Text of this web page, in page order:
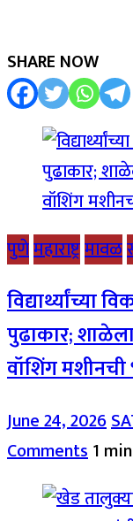
SHARE NOW
पुणेमहाराष्ट्रमावळ
विद्यार्थ्यांच्या
पुढाकार;
वॉशिंग
June 24, 2026
Comments1